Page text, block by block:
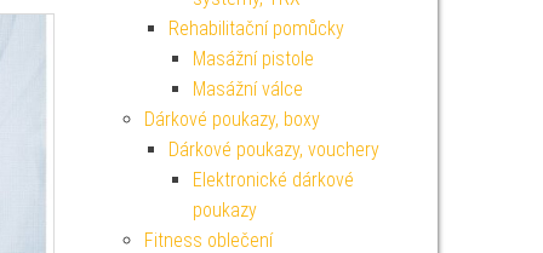
Rehabilitační pomůcky
Masážní pistole
Masážní válce
Dárkové poukazy, boxy
Dárkové poukazy, vouchery
Elektronické dárkové
poukazy
Fitness oblečení